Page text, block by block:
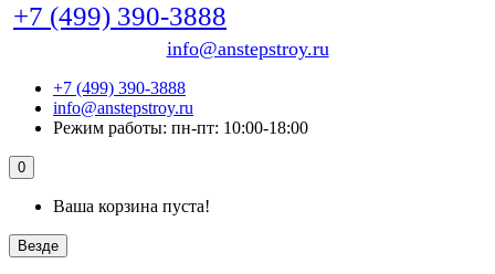
+7 (499) 390-3888
info@anstepstroy.ru
+7 (499) 390-3888
info@anstepstroy.ru
Режим работы: пн-пт: 10:00-18:00
0
Ваша корзина пуста!
Везде